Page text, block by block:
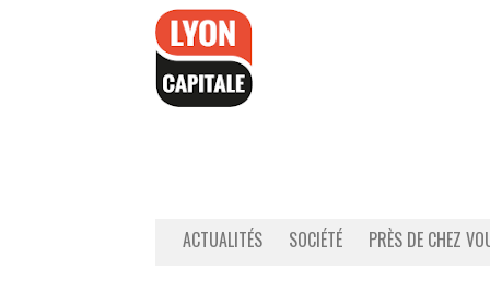
ACTUALITÉS SOCIÉTÉ PRÈS DE CHEZ